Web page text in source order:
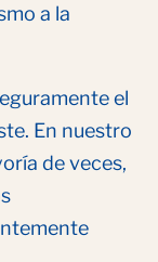
a la
el
En nuestro
de veces,